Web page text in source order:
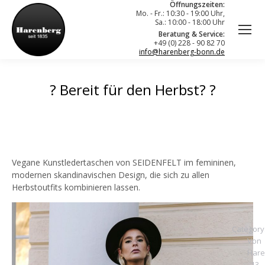
Öffnungszeiten:
Mo. - Fr.: 10:30 - 19:00 Uhr,
Sa.: 10:00 - 18:00 Uhr
Beratung & Service:
+49 (0) 228 - 90 82 70
info@harenberg-bonn.de
? Bereit für den Herbst? ?
Vegane Kunstledertaschen von SEIDENFELT im femininen,
modernen skandinavischen Design, die sich zu allen
Herbstoutfits kombinieren lassen.
Von